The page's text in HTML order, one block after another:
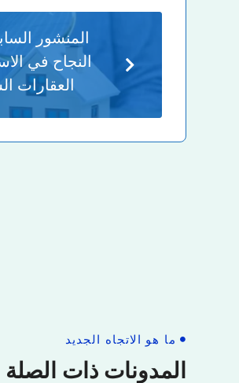
المنشور
النجاح في
العقارات
ما هو الاتجاه الجديد
المدونات ذات الصلة